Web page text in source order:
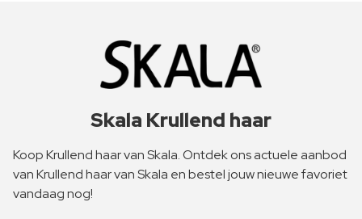
Skala Krullend haar
Koop Krullend haar van Skala. Ontdek ons actuele aanbod
van Krullend haar van Skala en bestel jouw nieuwe favoriet
vandaag nog!